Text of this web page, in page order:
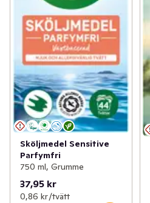
Sköljmedel Sensitive
Parfymfri
750 ml, Grumme
37,95 kr
0,86 kr /tvätt